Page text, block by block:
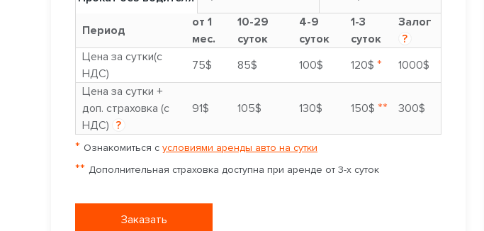
Период
от 1
мес.
10-29
суток
4-9
суток
1-3
суток
Залог
?
Цена за сутки(с
НДС)
75$ 85$ 100$ 120$ *
1000$
Цена за сутки +
доп. страховка (с
НДС) ?
91$ 105$ 130$ 150$ ** 300$
* Ознакомиться с условиями аренды авто на сутки
** Дополнительная страховка доступна при аренде от 3-х суток
Заказать